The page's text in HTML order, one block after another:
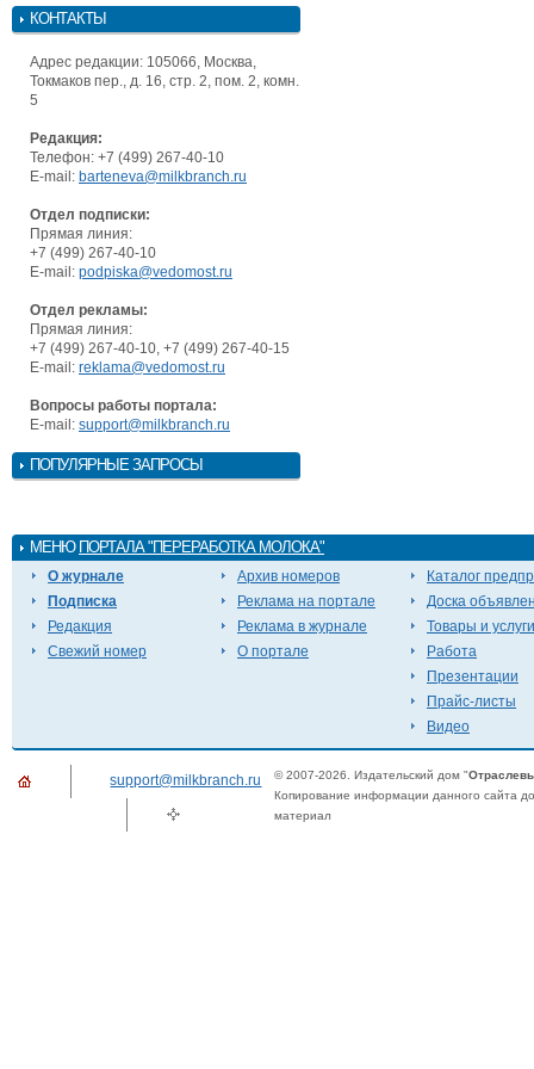
КОНТАКТЫ
Адрес редакции: 105066, Москва,
Токмаков пер., д. 16, стр. 2, пом. 2, комн.
5
Редакция:
Телефон: +7 (499) 267-40-10
E-mail: barteneva@milkbranch.ru
Отдел подписки:
Прямая линия:
+7 (499) 267-40-10
E-mail: podpiska@vedomost.ru
Отдел рекламы:
Прямая линия:
+7 (499) 267-40-10, +7 (499) 267-40-15
E-mail: reklama@vedomost.ru
Вопросы работы портала:
E-mail: support@milkbranch.ru
ПОПУЛЯРНЫЕ ЗАПРОСЫ
МЕНЮ ПОРТАЛА "ПЕРЕРАБОТКА МОЛОКА"
О журнале
Подписка
Редакция
Свежий номер
Архив номеров
Реклама на портале
Реклама в журнале
О портале
Каталог
Доска
Товары и услуги
Работа
Презентации
Прайс-листы
Видео
support@milkbranch.ru © 2007-2026. Издательский дом "
Копирование информации данного сайта
материал